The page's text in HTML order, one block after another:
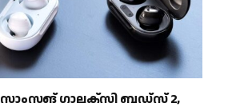
സാംസങ് ഗാലക്‌സി ബഡ്‌സ് 2,